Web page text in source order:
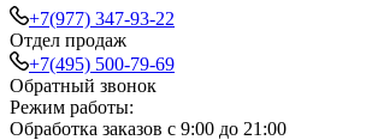
+7(977) 347-93-22
Отдел продаж
+7(495) 500-79-69
Обратный звонок
Режим работы:
Обработка заказов с 9:00 до 21:00